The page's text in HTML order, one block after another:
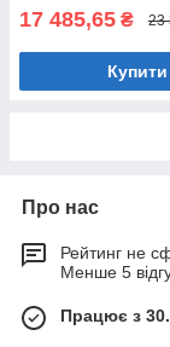
17 485,65 ₴ 23
Купити
Про нас
Рейтинг не
Менше 5
Працює з